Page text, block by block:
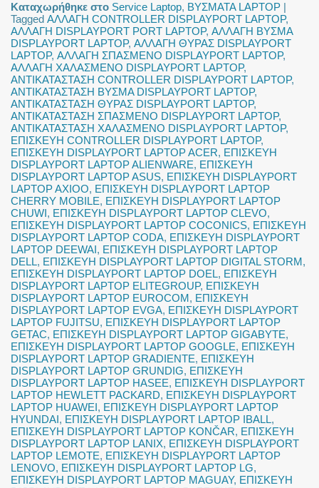
Καταχωρήθηκε στο Service Laptop, ΒΥΣΜΑΤΑ LAPTOP |
Tagged ΑΛΛΑΓΗ CONTROLLER DISPLAYPORT LAPTOP,
ΑΛΛΑΓΗ DISPLAYPORT PORT LAPTOP,ΑΛΛΑΓΗ ΒΥΣΜΑ
DISPLAYPORT LAPTOP,ΑΛΛΑΓΗ ΘΥΡΑΣ DISPLAYPORT
LAPTOP,ΑΛΛΑΓΗ ΣΠΑΣΜΕΝΟ DISPLAYPORT LAPTOP,
ΑΛΛΑΓΗ ΧΑΛΑΣΜΕΝΟ DISPLAYPORT LAPTOP,
ΑΝΤΙΚΑΤΑΣΤΑΣΗ CONTROLLER DISPLAYPORT LAPTOP,
ΑΝΤΙΚΑΤΑΣΤΑΣΗ ΒΥΣΜΑ DISPLAYPORT LAPTOP,
ΑΝΤΙΚΑΤΑΣΤΑΣΗ ΘΥΡΑΣ DISPLAYPORT LAPTOP,
ΑΝΤΙΚΑΤΑΣΤΑΣΗ ΣΠΑΣΜΕΝΟ DISPLAYPORT LAPTOP,
ΑΝΤΙΚΑΤΑΣΤΑΣΗ ΧΑΛΑΣΜΕΝΟ DISPLAYPORT LAPTOP,
ΕΠΙΣΚΕΥΗ CONTROLLER DISPLAYPORT LAPTOP,
ΕΠΙΣΚΕΥΗ DISPLAYPORT LAPTOP ACER, ΕΠΙΣΚΕΥΗ
DISPLAYPORT LAPTOP ALIENWARE, ΕΠΙΣΚΕΥΗ
DISPLAYPORT LAPTOP ASUS, ΕΠΙΣΚΕΥΗ DISPLAYPORT
LAPTOP AXIOO, ΕΠΙΣΚΕΥΗ DISPLAYPORT LAPTOP
CHERRY MOBILE, ΕΠΙΣΚΕΥΗ DISPLAYPORT LAPTOP
CHUWI, ΕΠΙΣΚΕΥΗ DISPLAYPORT LAPTOP CLEVO,
ΕΠΙΣΚΕΥΗ DISPLAYPORT LAPTOP COCONICS, ΕΠΙΣΚΕΥΗ
DISPLAYPORT LAPTOP CODA, ΕΠΙΣΚΕΥΗ DISPLAYPORT
LAPTOP DEEWAI, ΕΠΙΣΚΕΥΗ DISPLAYPORT LAPTOP
DELL, ΕΠΙΣΚΕΥΗ DISPLAYPORT LAPTOP DIGITAL STORM,
ΕΠΙΣΚΕΥΗ DISPLAYPORT LAPTOP DOEL, ΕΠΙΣΚΕΥΗ
DISPLAYPORT LAPTOP ELITEGROUP, ΕΠΙΣΚΕΥΗ
DISPLAYPORT LAPTOP EUROCOM, ΕΠΙΣΚΕΥΗ
DISPLAYPORT LAPTOP EVGA, ΕΠΙΣΚΕΥΗ DISPLAYPORT
LAPTOP FUJITSU, ΕΠΙΣΚΕΥΗ DISPLAYPORT LAPTOP
GETAC, ΕΠΙΣΚΕΥΗ DISPLAYPORT LAPTOP GIGABYTE,
ΕΠΙΣΚΕΥΗ DISPLAYPORT LAPTOP GOOGLE, ΕΠΙΣΚΕΥΗ
DISPLAYPORT LAPTOP GRADIENTE, ΕΠΙΣΚΕΥΗ
DISPLAYPORT LAPTOP GRUNDIG, ΕΠΙΣΚΕΥΗ
DISPLAYPORT LAPTOP HASEE, ΕΠΙΣΚΕΥΗ DISPLAYPORT
LAPTOP HEWLETT PACKARD, ΕΠΙΣΚΕΥΗ DISPLAYPORT
LAPTOP HUAWEI, ΕΠΙΣΚΕΥΗ DISPLAYPORT LAPTOP
HYUNDAI, ΕΠΙΣΚΕΥΗ DISPLAYPORT LAPTOP IBALL,
ΕΠΙΣΚΕΥΗ DISPLAYPORT LAPTOP KONČAR, ΕΠΙΣΚΕΥΗ
DISPLAYPORT LAPTOP LANIX, ΕΠΙΣΚΕΥΗ DISPLAYPORT
LAPTOP LEMOTE, ΕΠΙΣΚΕΥΗ DISPLAYPORT LAPTOP
LENOVO, ΕΠΙΣΚΕΥΗ DISPLAYPORT LAPTOP LG,
ΕΠΙΣΚΕΥΗ DISPLAYPORT LAPTOP MAGUAY, ΕΠΙΣΚΕΥΗ